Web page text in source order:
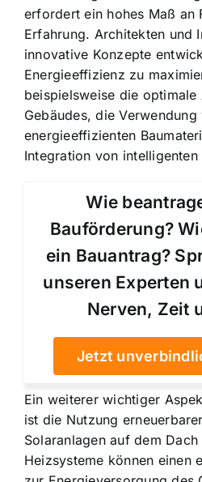
erfordert ein hohes Maß an
Erfahrung. Architekten und
innovative Konzepte
Energieeffizienz zu
beispielsweise die optimale
Gebäudes, die Verwendung
energieeffizienten
Integration von intelligenten
Wie
Bauförderung?
ein Bauantrag?
unseren Experten
Nerven, Zeit
Jetzt
Ein weiterer wichtiger
ist die Nutzung
Solaranlagen auf dem
Heizsysteme können einen